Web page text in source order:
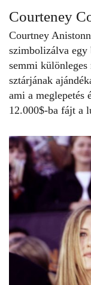
Courteney
Courtney
szimbolizálva
semmi különleges
sztárjának
ami a meglepetés
12.000$-ba fájt a